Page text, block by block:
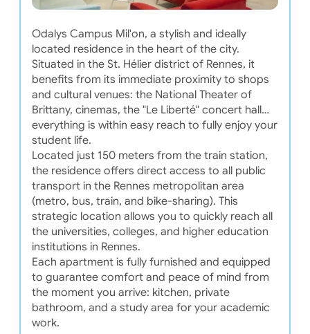
Odalys Campus Mil'on, a stylish and ideally
located residence in the heart of the city.
Situated in the St. Hélier district of Rennes, it
benefits from its immediate proximity to shops
and cultural venues: the National Theater of
Brittany, cinemas, the "Le Liberté" concert hall…
everything is within easy reach to fully enjoy your
student life.
Located just 150 meters from the train station,
the residence offers direct access to all public
transport in the Rennes metropolitan area
(metro, bus, train, and bike-sharing). This
strategic location allows you to quickly reach all
the universities, colleges, and higher education
institutions in Rennes.
Each apartment is fully furnished and equipped
to guarantee comfort and peace of mind from
the moment you arrive: kitchen, private
bathroom, and a study area for your academic
work.